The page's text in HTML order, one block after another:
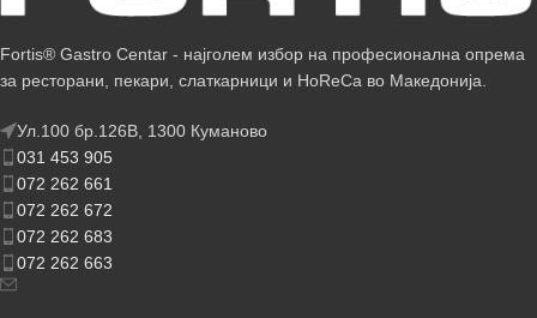
Fortis® Gastro Centar - најголем избор на професионална опрема
за ресторани, пекари, слаткарници и HoReCa во Македонија.
Ул.100 бр.126В, 1300 Куманово
031 453 905
072 262 661
072 262 672
072 262 683
072 262 663